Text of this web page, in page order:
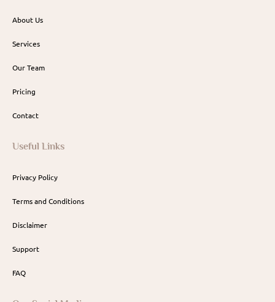
About Us
Services
Our Team
Pricing
Contact
Useful Links
Privacy Policy
Terms and Conditions
Disclaimer
Support
FAQ